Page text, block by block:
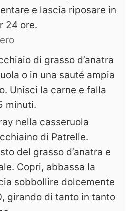
e lascia riposare in
24 ore.
di grasso d’anatra
o in una sauté ampia
Unisci la carne e falla
minuti.
nella casseruola
di Patrelle.
del grasso d’anatra e
Copri, abbassa la
sobbollire dolcemente
girando di tanto in tanto